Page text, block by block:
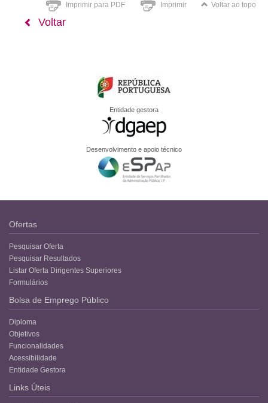
Imprimir para PDF Imprimir Voltar ao topo
Voltar
Entidade gestora
Desenvolvimento e apoio técnico
Ofertas
Pesquisar Oferta
Pesquisar Resultados
Listar Oferta Dirigentes Superiores
Formulários
Bolsa de Emprego Público
Diploma
Objetivos
Funcionalidades
Acessibilidade
Entidade Gestora
Links Úteis